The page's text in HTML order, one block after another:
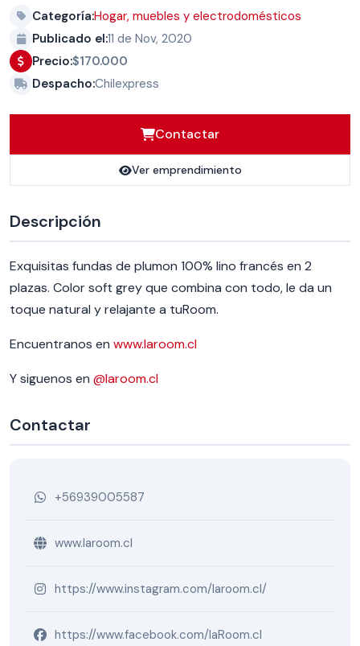
Categoría:Hogar, muebles y electrodomésticos
Publicado el:11 de Nov, 2020
Precio:$170.000
Despacho:Chilexpress
Contactar
Ver emprendimiento
Descripción
Exquisitas fundas de plumon 100% lino francés en 2
plazas. Color soft grey que combina con todo, le da un
toque natural y relajante a tuRoom.
Encuentranos en www.laroom.cl
Y siguenos en @laroom.cl
Contactar
+56939005587
www.laroom.cl
https://www.instagram.com/laroom.cl/
https://www.facebook.com/laRoom.cl